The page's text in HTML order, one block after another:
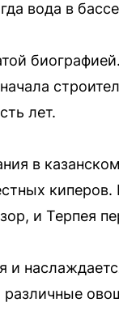
вода в
лет.
в
и Терпея
и
различные